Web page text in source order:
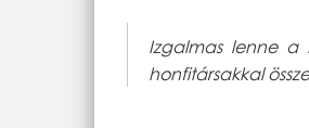
Izgalmas lenne
honfitársakkal